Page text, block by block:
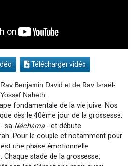
Télécharger vidéo
Benjamin David et de Rav Israël-
Nabeth.
fondamentale de la vie juive. Nos
dès le 40ème jour de la grossesse,
sa Néchama- et débute
Pour le couple et notamment pour
une phase émotionnelle
stade de la grossesse,